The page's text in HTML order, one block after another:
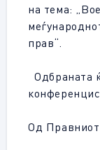
на тема:
прав“.
Одбраната
Од Правниот